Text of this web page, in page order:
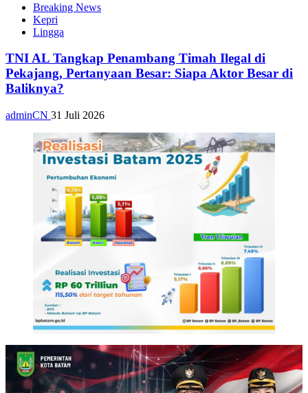
Breaking News
Kepri
Lingga
TNI AL Tangkap Penambang Timah Ilegal di
Pekajang, Pertanyaan Besar: Siapa Aktor Besar di
Baliknya?
adminCN 31 Juli 2026